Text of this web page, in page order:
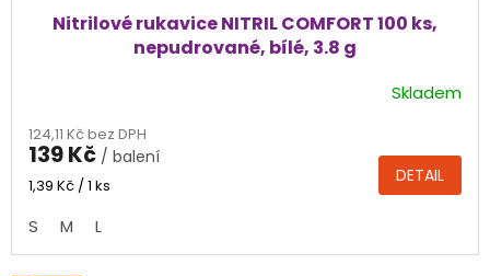
Nitrilové rukavice NITRIL COMFORT 100 ks,
nepudrované, bílé, 3.8 g
produktu
je
3,8
5
hvězdiček.
Skladem
124,11 Kč bez DPH
139 Kč / balení
Měrná
1,39 Kč / 1 ks DETAIL
S M L